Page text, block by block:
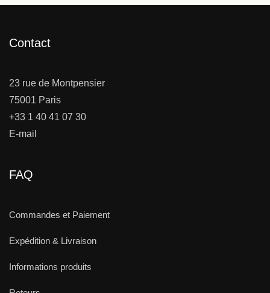
Contact
23 rue de Montpensier
75001 Paris
+33 1 40 41 07 30
E-mail
FAQ
Commandes et Paiement
Expédition & Livraison
Informations produits